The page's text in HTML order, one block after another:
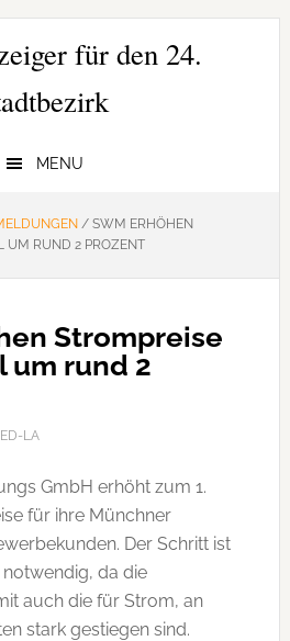
für den 24.
MENU
/SWM ERHÖHEN
UM RUND 2 PROZENT
Strompreise
um rund 2
LA
GmbH erhöht zum 1.
für ihre Münchner
Der Schritt ist
da die
auch die für Strom, an
stark gestiegen sind.